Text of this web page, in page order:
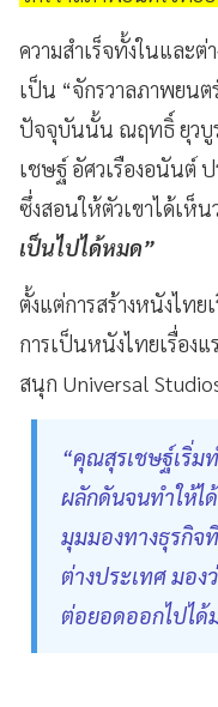
ความสำเร็จทั้งในและต่
เป็น “จักรวาลภาพยน
ปัจจุบันนั้น ณฤทธิ์ ยุวบูร
เชษฐ์ อัศวเรืองอนันต์
ซึ่งสอนให้ตัวเขาได้เห็น
เป็นไปได้หมด”
ตั้งแต่การสร้างหนังไทย
การเป็นหนังไทยเรื่อง
สนุก Universal
“คุณสุรเชษฐ์เริ่ม
ผลักดันจนทำให้ไ
มุมมองทางธุรกิจ
ต่างประเทศ มอ
ต่อยอดออกไปได้